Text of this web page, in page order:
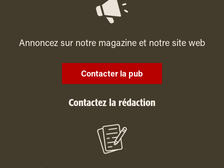
Annoncez sur notre magazine et notre site web
Contacter la pub
Contactez la rédaction